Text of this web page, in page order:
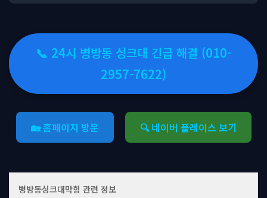
📞 24시 병방동 싱크대 긴급 해결 (010-
2957-7622)
🏡 홈페이지 방문 🔍 네이버 플레이스 보기
병방동싱크대막힘 관련 정보